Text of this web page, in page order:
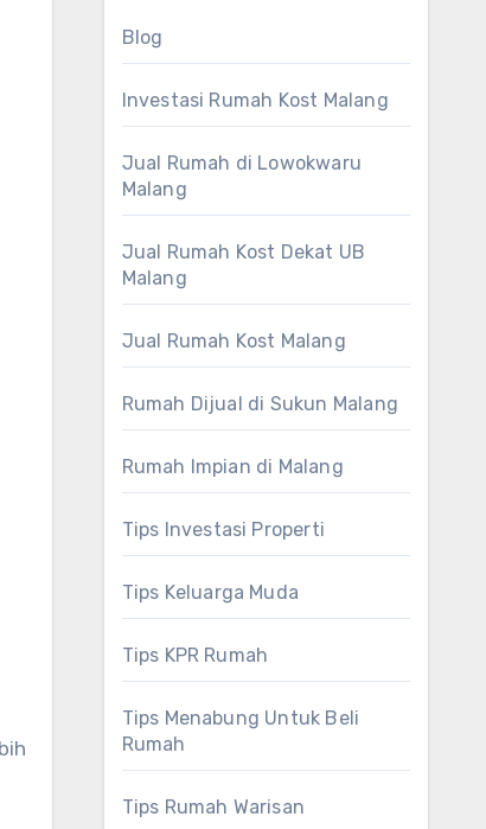
Blog
Investasi Rumah Kost Malang
Jual Rumah di Lowokwaru
Malang
Jual Rumah Kost Dekat UB
Malang
Jual Rumah Kost Malang
Rumah Dijual di Sukun Malang
Rumah Impian di Malang
Tips Investasi Properti
Tips Keluarga Muda
Tips KPR Rumah
Tips Menabung Untuk Beli
Rumah
Tips Rumah Warisan